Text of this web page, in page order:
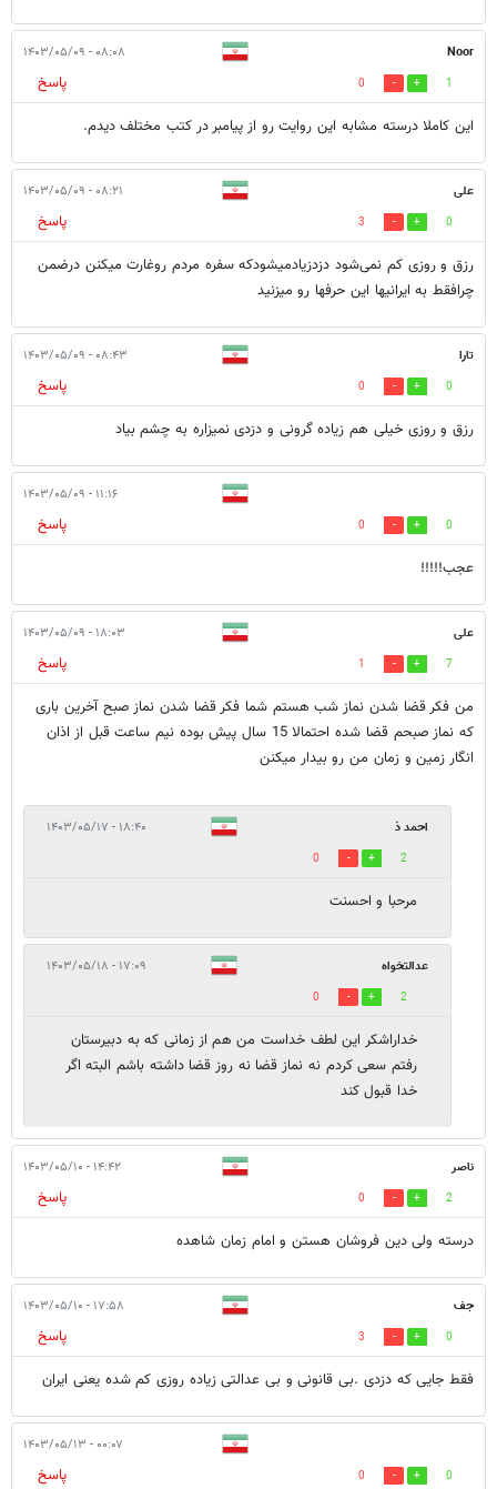
Noor ۰۸:۰۸ - ۱۴۰۳/۰۵/۰۹
1
0
پاسخ
این کاملا درسته مشابه این روایت رو از پیامبر در کتب مختلف دیدم.
علی ۰۸:۲۱ - ۱۴۰۳/۰۵/۰۹
0
3
پاسخ
رزق و روزی کم نمی‌شود دزدزیادمیشودکه سفره مردم روغارت میکنن درضمن
چرافقط به ایرانیها این حرفها رو میزنید
تارا ۰۸:۴۳ - ۱۴۰۳/۰۵/۰۹
0
0
پاسخ
رزق و روزی خیلی هم زیاده گرونی و دزدی نمیزاره به چشم بیاد
۱۱:۱۶ - ۱۴۰۳/۰۵/۰۹
0
0
پاسخ
عجب!!!!!
علی ۱۸:۰۳ - ۱۴۰۳/۰۵/۰۹
7
1
پاسخ
من فکر قضا شدن نماز شب هستم شما فکر قضا شدن نماز صبح آخرین باری
که نماز صبحم قضا شده احتمالا 15 سال پیش بوده نیم ساعت قبل از اذان
انگار زمین و زمان من رو بیدار میکنن
احمد ذ ۱۸:۴۰ - ۱۴۰۳/۰۵/۱۷
2
0
مرحبا و احسنت
عدالتخواه ۱۷:۰۹ - ۱۴۰۳/۰۵/۱۸
2
0
خداراشکر این لطف خداست من هم از زمانی که به دبیرستان
رفتم سعی کردم نه نماز قضا نه روز قضا داشته باشم البته اگر
خدا قبول کند
ناصر ۱۴:۴۲ - ۱۴۰۳/۰۵/۱۰
2
0
پاسخ
درسته ولی دین فروشان هستن و امام زمان شاهده
جف ۱۷:۵۸ - ۱۴۰۳/۰۵/۱۰
0
3
پاسخ
فقط جایی که دزدی .بی قانونی و بی عدالتی زیاده روزی کم شده یعنی ایران
۰۰:۰۷ - ۱۴۰۳/۰۵/۱۳
0
0
پاسخ